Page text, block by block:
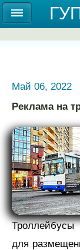
Май 06, 2022
Реклама на
для